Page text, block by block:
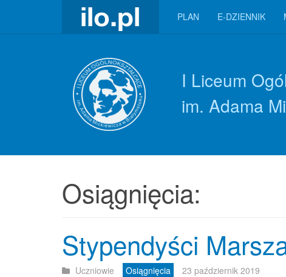
PLAN E-DZIENNIK
I Liceum
im. Adama
Osiągnięcia:
Stypendyści
Uczniowie Osiągnięcia 23 październik 2019